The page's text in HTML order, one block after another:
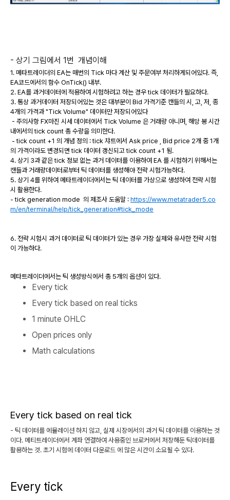
- 상기 그림에서 1번 개념이해
1. 메타트레이더의 EA는 매번의 Tick 마다 계산 및 주문여부 처리하게되어있다. 즉,
EA코드에서의 함수 OnTick() 내부.
2. EA를 과거데이터에 적용하여 시험하려고 하는 경우 tick 데이터가 필요하다.
3. 통상 과거데이터 저장되어있는 것은 대부분이 Bid 가격기준 캔들의 시, 고, 저, 종
4개의 가격과 "Tick Volume" 데이터만 저장되어있다
- 주의사항 FX마진 시세 데이터에서 Tick Volume 은 거래량 아니며, 해당 봉 시간
내에서의 tick count 총 수량을 의미한다.
- tick count +1 의 개념 정의 : tick 챠트에서 Ask price , Bid price 2개 중 1개
의 가격이라도 변경되면 tick 데이터 갱신되고 tick count +1 됨.
4. 상기 3과 같은 tick 정보 없는 과거 데이터를 이용하여 EA 를 시험하기 위해서는
캔들과 거래량데이터로부터 틱 데이터를 생성해야 전략 시험가능하다.
5. 상기 4를 위하여 메타트레이더에서는 틱 데이터를 가상으로 생성하여 전략 시험
시 활용한다.
- tick generation mode 의 제조사 도움말 : https://www.metatrader5.co
m/en/terminal/help/tick_generation#tick_mode
6. 전략 시험시 과거 데이터로 틱 데이터가 있는 경우 가장 실제와 유사한 전략 시험
이 가능하다.
메타트레이더에서는 틱 생성방식에서 총 5개의 옵션이 있다.
Every tick
Every tick based on real ticks
1 minute OHLC
Open prices only
Math calculations
Every tick based on real tick
- 틱 데이터를 에뮬레이션 하지 않고, 실제 시장에서의 과거 틱 데이터를 이용하는 것
이다. 메티트레이더에서 계좌 연결하여 사용중인 브로커에서 저장해둔 틱데이터를
활용하는 것. 초기 시험에 데이터 다운로드 에 많은 시간이 소요될 수 있다.
Every tick